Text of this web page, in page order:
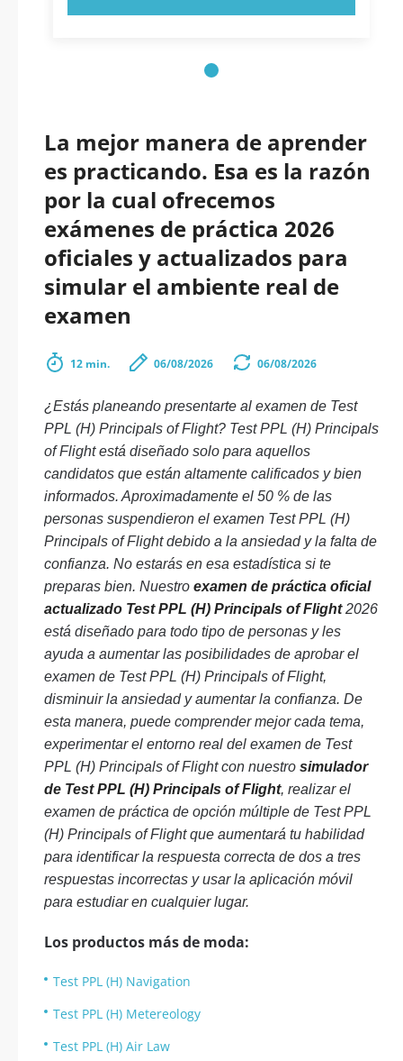
La mejor manera de aprender
es practicando. Esa es la razón
por la cual ofrecemos
exámenes de práctica 2026
oficiales y actualizados para
simular el ambiente real de
examen
12 min. 06/08/2026 06/08/2026
¿Estás planeando presentarte al examen de Test
PPL (H) Principals of Flight? Test PPL (H) Principals
of Flight está diseñado solo para aquellos
candidatos que están altamente calificados y bien
informados. Aproximadamente el 50 % de las
personas suspendieron el examen Test PPL (H)
Principals of Flight debido a la ansiedad y la falta de
confianza. No estarás en esa estadística si te
preparas bien. Nuestro examen de práctica oficial
actualizado Test PPL (H) Principals of Flight2026
está diseñado para todo tipo de personas y les
ayuda a aumentar las posibilidades de aprobar el
examen de Test PPL (H) Principals of Flight,
disminuir la ansiedad y aumentar la confianza. De
esta manera, puede comprender mejor cada tema,
experimentar el entorno real del examen de Test
PPL (H) Principals of Flight con nuestro simulador
de Test PPL (H) Principals of Flight, realizar el
examen de práctica de opción múltiple de Test PPL
(H) Principals of Flight que aumentará tu habilidad
para identificar la respuesta correcta de dos a tres
respuestas incorrectas y usar la aplicación móvil
para estudiar en cualquier lugar.
Los productos más de moda:
Test PPL (H) Navigation
Test PPL (H) Metereology
Test PPL (H) Air Law